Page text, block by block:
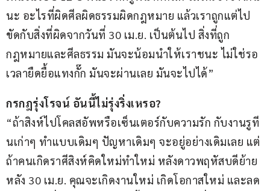
นะ อะไรที่ผิดศีลผิดธรรมผิดกฎหมาย แล้วเราถูกแต่ไป
ขัดกับสิ่งที่ผิดจากวันที่ 30 เม.ย. เป็นต้นไป สิ่งที่ถูก
กฎหมายและศีลธรรม มันจะน้อมนำให้เราชนะ ไม่ใช่รอ
เวลายืดยื้อแทงกั๊ก มันจะผ่านเลย มันจะไปได้”
กรกฎรุ่งโรจน์ อันนี้ไม่รุ่งริ่งเหรอ?
“ถ้าสิงห์ไปโคลสอัพหรือเซ็นเตอร์กับความรัก กับงานรูที
นเก่าๆ ทำแบบเดิมๆ ปัญหาเดิมๆ จะอยู่อย่างเดิมเลย แต่
ถ้าคนเกิดราศีสิงห์คิดใหม่ทำใหม่ หลังดาวพฤหัสบดีย้าย
หลัง 30 เม.ย. คุณจะเกิดงานใหม่ เกิดโอกาสใหม่ และลด